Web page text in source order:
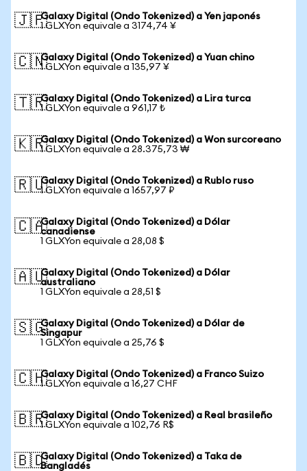
🇯🇵Galaxy Digital (Ondo Tokenized) a Yen japonés
1 GLXYon equivale a 3174,74 ¥
🇨🇳Galaxy Digital (Ondo Tokenized) a Yuan chino
1 GLXYon equivale a 135,97 ¥
🇹🇷Galaxy Digital (Ondo Tokenized) a Lira turca
1 GLXYon equivale a 961,17 ₺
🇰🇷Galaxy Digital (Ondo Tokenized) a Won surcoreano
1 GLXYon equivale a 28.375,73 ₩
🇷🇺Galaxy Digital (Ondo Tokenized) a Rublo ruso
1 GLXYon equivale a 1657,97 ₽
🇨🇦Galaxy Digital (Ondo Tokenized) a Dólar
canadiense
1 GLXYon equivale a 28,08 $
🇦🇺Galaxy Digital (Ondo Tokenized) a Dólar
australiano
1 GLXYon equivale a 28,51 $
🇸🇬Galaxy Digital (Ondo Tokenized) a Dólar de
Singapur
1 GLXYon equivale a 25,76 $
🇨🇭Galaxy Digital (Ondo Tokenized) a Franco Suizo
1 GLXYon equivale a 16,27 CHF
🇧🇷Galaxy Digital (Ondo Tokenized) a Real brasileño
1 GLXYon equivale a 102,76 R$
🇧🇩Galaxy Digital (Ondo Tokenized) a Taka de
Bangladés